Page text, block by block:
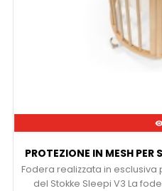
PROTEZIONE IN MESH PER
Fodera realizzata in
del Stokke Sleepi V3 La